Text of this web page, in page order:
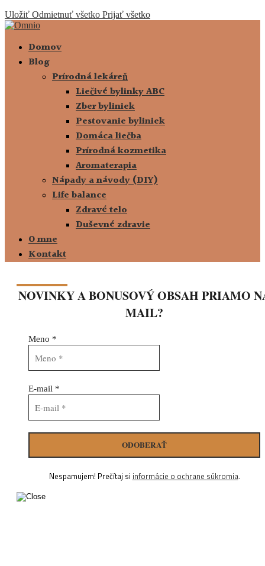
Uložiť Odmietnuť všetko Prijať všetko
Domov
Blog
Prírodná lekáreň
Liečivé bylinky ABC
Zber byliniek
Pestovanie byliniek
Domáca liečba
Prírodná kozmetika
Aromaterapia
Nápady a návody (DIY)
Life balance
Zdravé telo
Duševné zdravie
O mne
Kontakt
NOVINKY A BONUSOVÝ OBSAH PRIAMO
MAIL?
Meno *
E-mail *
Nespamujem! Prečítaj si informácie o ochrane súkromia